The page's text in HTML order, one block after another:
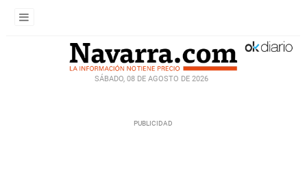
SÁBADO, 08 DE AGOSTO DE 2026